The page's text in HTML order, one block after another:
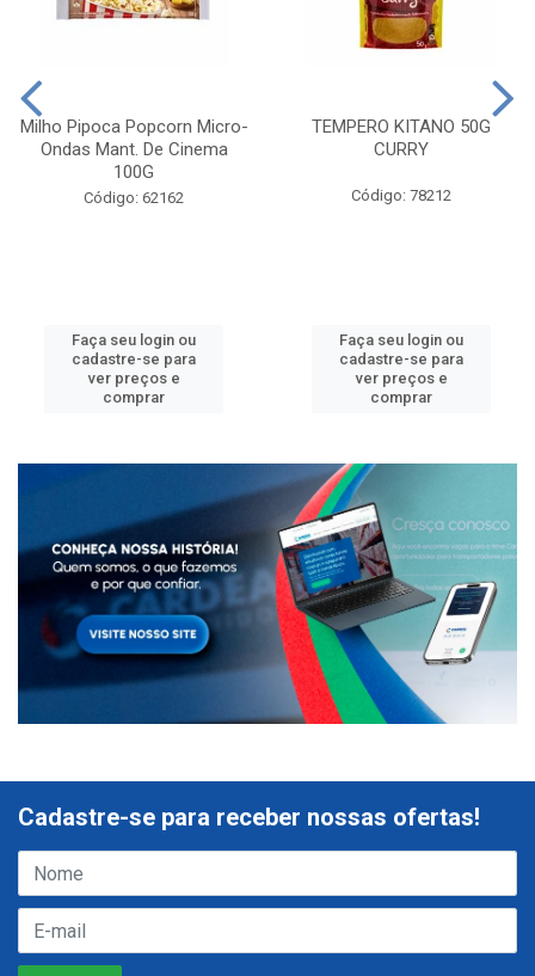
Milho Pipoca Popcorn Micro-
Ondas Mant. De Cinema
100G
Código: 62162
Faça seu login ou
cadastre-se para
ver preços e
comprar
TEMPERO KITANO 50G
CURRY
Código: 78212
Faça seu login ou
cadastre-se para
ver preços e
comprar
Cadastre-se para receber nossas ofertas!